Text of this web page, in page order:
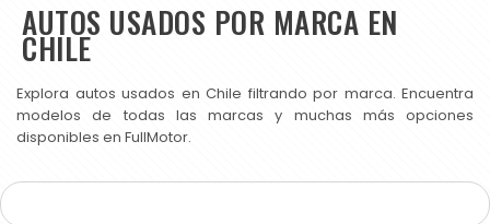
AUTOS USADOS POR MARCA EN
CHILE
Explora autos usados en Chile filtrando por marca. Encuentra
modelos de todas las marcas y muchas más opciones
disponibles en FullMotor.